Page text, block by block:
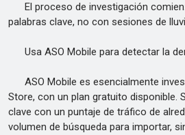
El proceso de investigación
palabras clave, no con sesiones de
Usa ASO Mobile para detectar la
ASO Mobile es esencialmente
Store, con un plan gratuito disponible.
clave con un puntaje de tráfico de
volumen de búsqueda para importar,